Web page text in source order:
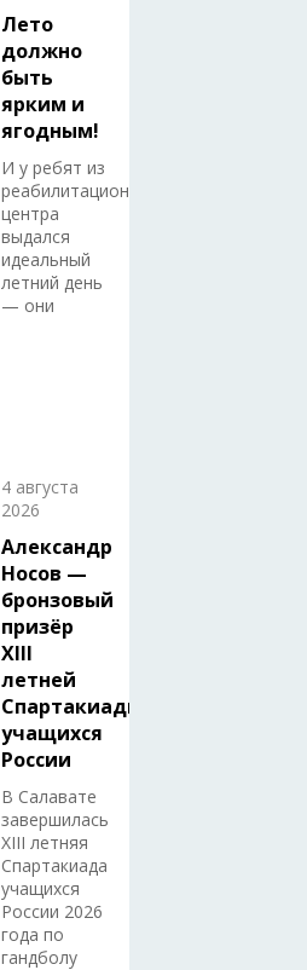
Лето
должно
быть
ярким и
ягодным!
И у ребят из
реабилитационного
центра
выдался
идеальный
летний день
— они
4 августа
2026
Александр
Носов —
бронзовый
призёр
XIII
летней
Спартакиады
учащихся
России
В Салавате
завершилась
XIII летняя
Спартакиада
учащихся
России 2026
года по
гандболу